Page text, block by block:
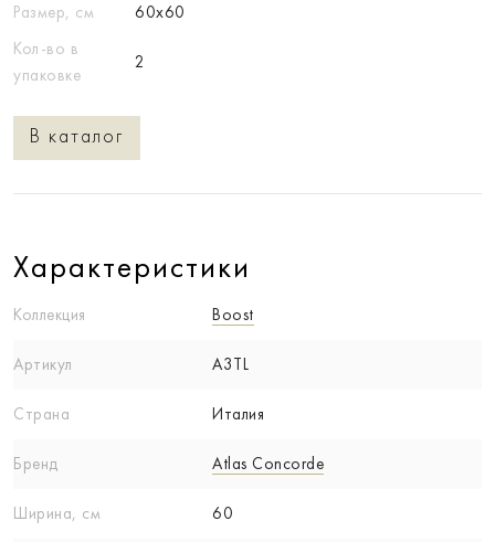
Размер, см
60x60
Кол-во в
упаковке
2
В каталог
Характеристики
Коллекция Boost
Артикул A3TL
Страна Италия
Бренд Atlas Concorde
Ширина, см 60